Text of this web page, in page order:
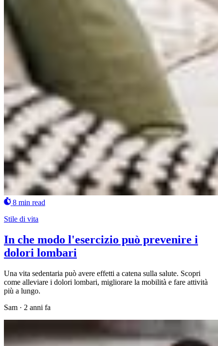
8 min read
Stile di vita
In che modo l'esercizio può prevenire i
dolori lombari
Una vita sedentaria può avere effetti a catena sulla salute. Scopri
come alleviare i dolori lombari, migliorare la mobilità e fare attività
più a lungo.
Sam · 2 anni fa